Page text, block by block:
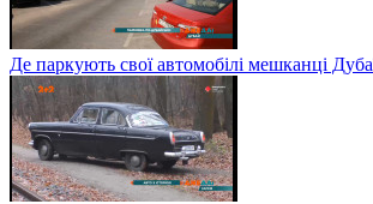
Де паркують свої автомобілі мешканці